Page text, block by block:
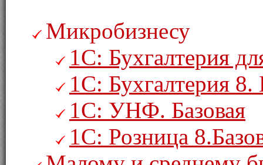
Микробизнесу
1С: Бухгалтерия
1С: Бухгалтерия 8.
1С: УНФ. Базовая
1С: Розница